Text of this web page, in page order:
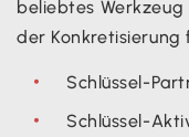
beliebtes
der Konkretisierung
Schlüssel-
Schlüssel-